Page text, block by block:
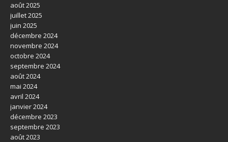
août 2025
juillet 2025
juin 2025
décembre 2024
novembre 2024
octobre 2024
septembre 2024
août 2024
mai 2024
avril 2024
janvier 2024
décembre 2023
septembre 2023
août 2023